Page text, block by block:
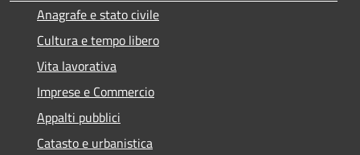
Anagrafe e stato civile
Cultura e tempo libero
Vita lavorativa
Imprese e Commercio
Appalti pubblici
Catasto e urbanistica